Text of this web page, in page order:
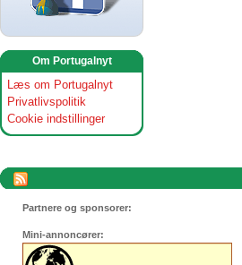
Om Portugalnyt
Læs om Portugalnyt
Privatlivspolitik
Cookie indstillinger
Partnere og sponsorer:
Mini-annoncører: